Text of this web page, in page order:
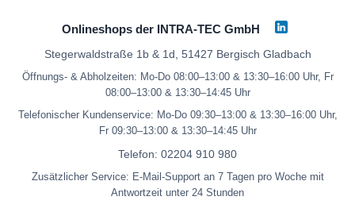
Onlineshops der INTRA-TEC GmbH
Stegerwaldstraße 1b & 1d, 51427 Bergisch Gladbach
Öffnungs- & Abholzeiten: Mo-Do 08:00–13:00 & 13:30–16:00 Uhr, Fr
08:00–13:00 & 13:30–14:45 Uhr
Telefonischer Kundenservice: Mo-Do 09:30–13:00 & 13:30–16:00 Uhr,
Fr 09:30–13:00 & 13:30–14:45 Uhr
Telefon: 02204 910 980
Zusätzlicher Service: E-Mail-Support an 7 Tagen pro Woche mit
Antwortzeit unter 24 Stunden